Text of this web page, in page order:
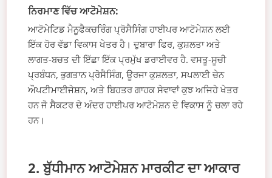
ਨਿਰਮਾਣ ਵਿੱਚ ਆਟੋਮੇਸ਼ਨ:
ਆਟੋਮੇਟਿਡ ਮੈਨੂਫੈਕਚਰਿੰਗ ਪ੍ਰੋਸੈਸਿੰਗ ਹਾਈਪਰ ਆਟੋਮੇਸ਼ਨ ਲਈ
ਇੱਕ ਹੋਰ ਵੱਡਾ ਵਿਕਾਸ ਖੇਤਰ ਹੈ। ਦੁਬਾਰਾ ਫਿਰ, ਕੁਸ਼ਲਤਾ ਅਤੇ
ਲਾਗਤ-ਬਚਤ ਦੀ ਇੱਛਾ ਇੱਕ ਪ੍ਰਮੁੱਖ ਡਰਾਈਵਰ ਹੈ. ਵਸਤੂ-ਸੂਚੀ
ਪ੍ਰਬੰਧਨ, ਭੁਗਤਾਨ ਪ੍ਰੋਸੈਸਿੰਗ, ਊਰਜਾ ਕੁਸ਼ਲਤਾ, ਸਪਲਾਈ ਚੇਨ
ਔਪਟੀਮਾਈਜੇਸ਼ਨ, ਅਤੇ ਬਿਹਤਰ ਗਾਹਕ ਸੇਵਾਵਾਂ ਕੁਝ ਅਜਿਹੇ ਖੇਤਰ
ਹਨ ਜੋ ਸੈਕਟਰ ਦੇ ਅੰਦਰ ਹਾਈਪਰ ਆਟੋਮੇਸ਼ਨ ਦੇ ਵਿਕਾਸ ਨੂੰ ਚਲਾ ਰਹੇ
ਹਨ।
2. ਬੁੱਧੀਮਾਨ ਆਟੋਮੇਸ਼ਨ ਮਾਰਕੀਟ ਦਾ ਆਕਾਰ